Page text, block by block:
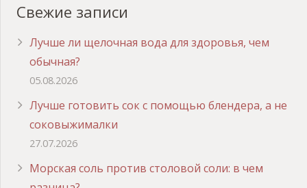
Свежие записи
Лучше ли щелочная вода для здоровья, чем
обычная?
05.08.2026
Лучше готовить сок с помощью блендера, а не
соковыжималки
27.07.2026
Морская соль против столовой соли: в чем